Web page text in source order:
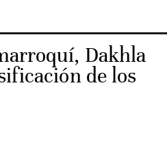
Dakhla
de los